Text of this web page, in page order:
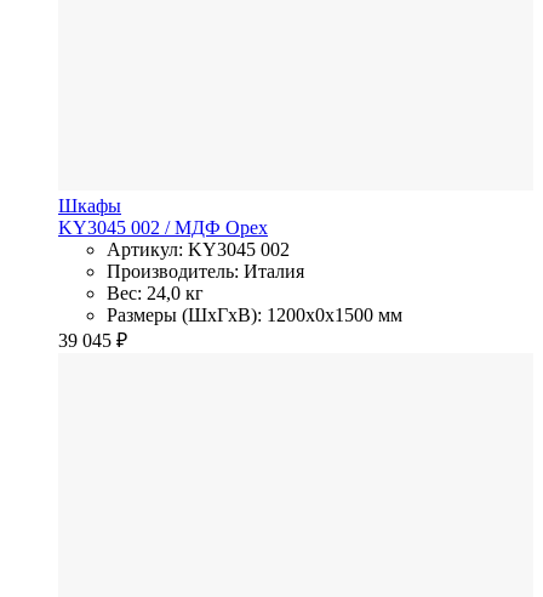
Шкафы
KY3045 002 / МДФ Орех
Артикул: KY3045 002
Производитель: Италия
Вес: 24,0 кг
Размеры (ШхГхВ): 1200x0x1500 мм
39 045 ₽